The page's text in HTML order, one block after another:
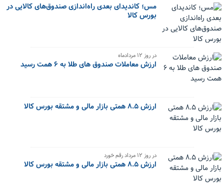
مس؛ کاندیدای بعدی راه‌اندازی صندوق‌های کالایی در
بورس کالا
در روز ۱۲ مردادماه
ارزش معاملات صندوق های طلا به ۶ همت رسید
ارزش ۸.۵ همتی بازار مالی و مشتقه بورس کالا
در روز ۱۲ مرداد رقم خورد
ارزش ۸.۵ همتی بازار مالی و مشتقه بورس کالا